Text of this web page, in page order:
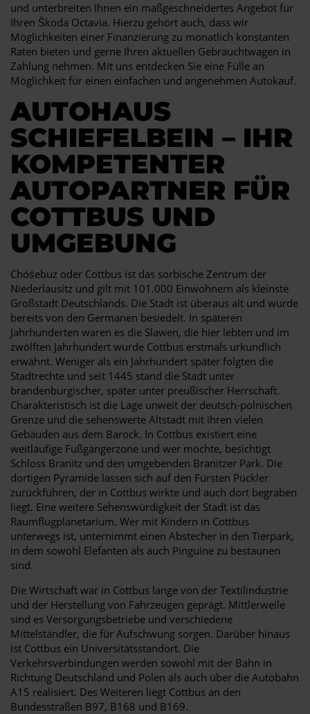
und unterbreiten Ihnen ein maßgeschneidertes Angebot für
Ihren Škoda Octavia. Hierzu gehört auch, dass wir
Möglichkeiten einer Finanzierung zu monatlich konstanten
Raten bieten und gerne Ihren aktuellen Gebrauchtwagen in
Zahlung nehmen. Mit uns entdecken Sie eine Fülle an
Möglichkeit für einen einfachen und angenehmen Autokauf.
AUTOHAUS
SCHIEFELBEIN – IHR
KOMPETENTER
AUTOPARTNER FÜR
COTTBUS UND
UMGEBUNG
Chóśebuz oder Cottbus ist das sorbische Zentrum der
Niederlausitz und gilt mit 101.000 Einwohnern als kleinste
Großstadt Deutschlands. Die Stadt ist überaus alt und wurde
bereits von den Germanen besiedelt. In späteren
Jahrhunderten waren es die Slawen, die hier lebten und im
zwölften Jahrhundert wurde Cottbus erstmals urkundlich
erwähnt. Weniger als ein Jahrhundert später folgten die
Stadtrechte und seit 1445 stand die Stadt unter
brandenburgischer, später unter preußischer Herrschaft.
Charakteristisch ist die Lage unweit der deutsch-polnischen
Grenze und die sehenswerte Altstadt mit ihren vielen
Gebäuden aus dem Barock. In Cottbus existiert eine
weitläufige Fußgängerzone und wer möchte, besichtigt
Schloss Branitz und den umgebenden Branitzer Park. Die
dortigen Pyramide lassen sich auf den Fürsten Pückler
zurückführen, der in Cottbus wirkte und auch dort begraben
liegt. Eine weitere Sehenswürdigkeit der Stadt ist das
Raumflugplanetarium. Wer mit Kindern in Cottbus
unterwegs ist, unternimmt einen Abstecher in den Tierpark,
in dem sowohl Elefanten als auch Pinguine zu bestaunen
sind.
Die Wirtschaft war in Cottbus lange von der Textilindustrie
und der Herstellung von Fahrzeugen geprägt. Mittlerweile
sind es Versorgungsbetriebe und verschiedene
Mittelständler, die für Aufschwung sorgen. Darüber hinaus
ist Cottbus ein Universitätsstandort. Die
Verkehrsverbindungen werden sowohl mit der Bahn in
Richtung Deutschland und Polen als auch über die Autobahn
A15 realisiert. Des Weiteren liegt Cottbus an den
Bundesstraßen B97, B168 und B169.